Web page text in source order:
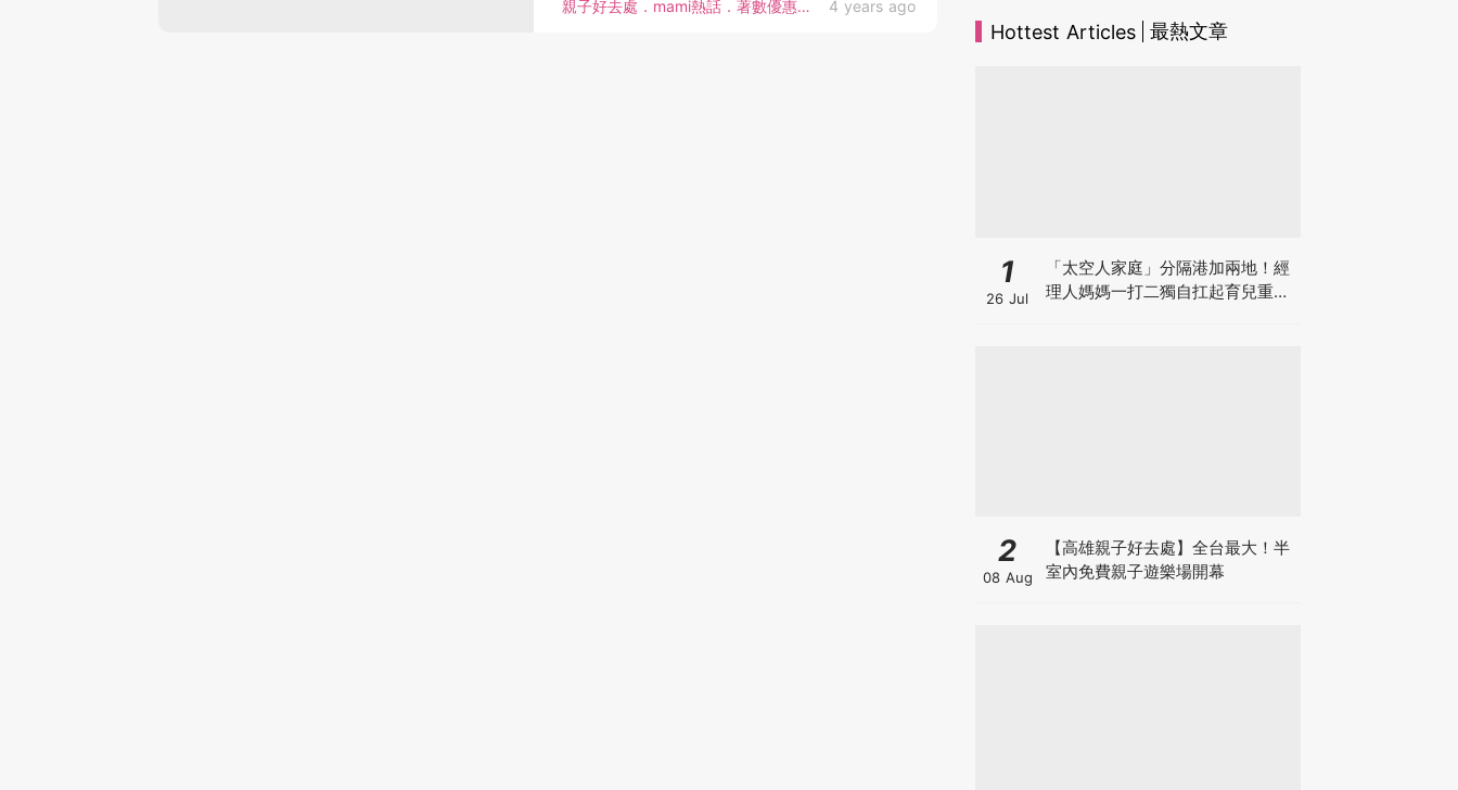
親子好去處．mami熱話．著數優惠．親子活動 4 years ago
Hottest Articles 最熱文章
1
26 Jul
「太空人家庭」分隔港加兩地！經
理人媽媽一打二獨自扛起育兒重
2
08 Aug
【高雄親子好去處】全台最大！半
室內免費親子遊樂場開幕